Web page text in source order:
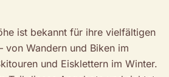
ist bekannt für ihre vielfältigen
von Wandern und Biken im
und Eisklettern im Winter.